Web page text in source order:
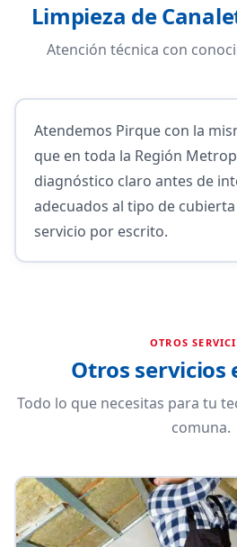
Limpieza de
Atención técnica con
Atendemos Pirque con la
que en toda la Región
diagnóstico claro antes de
adecuados al tipo de
servicio por escrito.
OTROS
Otros servicios
Todo lo que necesitas para tu
comuna.